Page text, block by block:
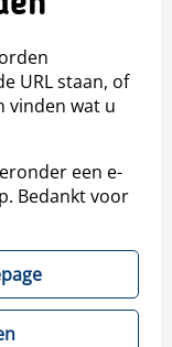
URL staan, of
vinden wat u
een e-
Bedankt voor